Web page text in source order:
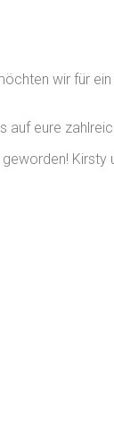
wir für
auf eure
Kirsty